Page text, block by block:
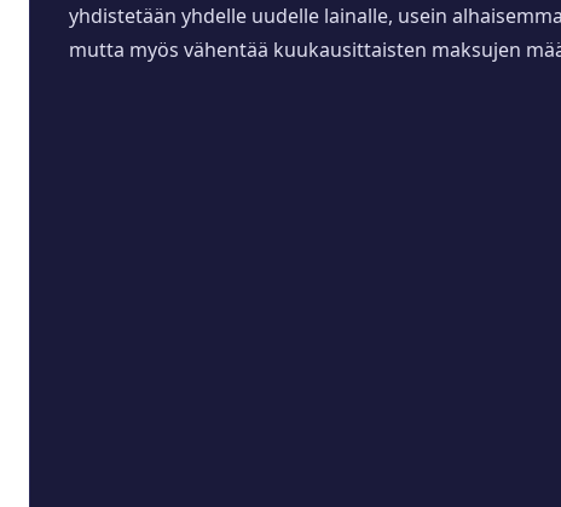
yhdistetään yhdelle uudelle lainalle, usein
mutta myös vähentää kuukausittaisten maksujen